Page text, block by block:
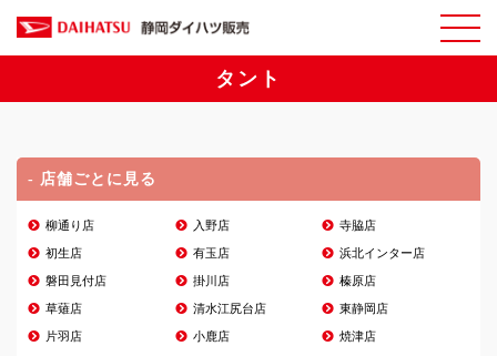
タント
- 店舗ごとに見る
柳通り店 入野店 寺脇店
初生店 有玉店 浜北インター店
磐田見付店 掛川店 榛原店
草薙店 清水江尻台店 東静岡店
片羽店 小鹿店 焼津店